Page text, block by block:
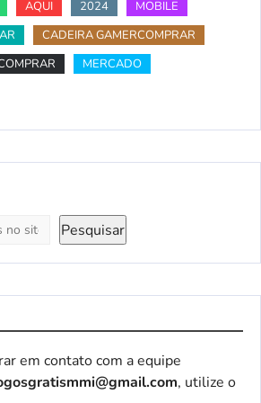
AQUI 2024
MOBILE
CADEIRA GAMERCOMPRAR
MERCADO
Pesquisar
em contato com a equipe
, utilize o